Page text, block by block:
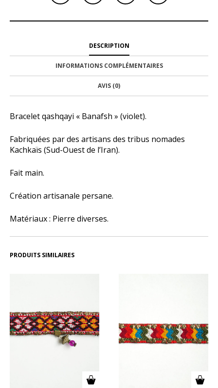
DESCRIPTION
INFORMATIONS COMPLÉMENTAIRES
AVIS (0)
Bracelet qashqayi « Banafsh » (violet).
Fabriquées par des artisans des tribus nomades
Kachkaïs (Sud-Ouest de l’Iran).
Fait main.
Création artisanale persane.
Matériaux : Pierre diverses.
PRODUITS SIMILAIRES